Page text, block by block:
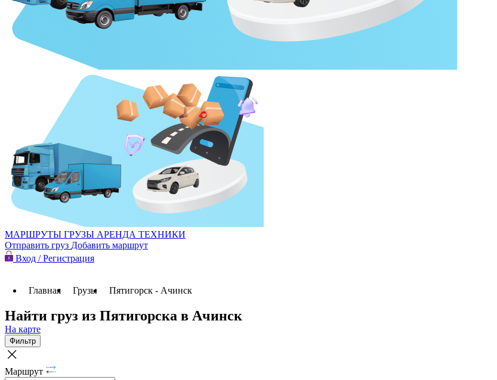
МАРШРУТЫ ГРУЗЫ АРЕНДА ТЕХНИКИ
Отправить груз Добавить маршрут
Вход / Регистрация
Главная Грузы Пятигорск - Ачинск
Найти груз из Пятигорска в Ачинск
На карте
Фильтр
Маршрут